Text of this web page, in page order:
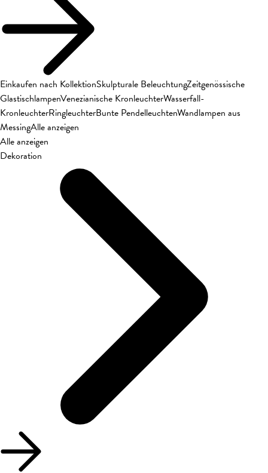
Einkaufen nach KollektionSkulpturale BeleuchtungZeitgenössische
GlastischlampenVenezianische KronleuchterWasserfall-
KronleuchterRingleuchterBunte PendelleuchtenWandlampen aus
MessingAlle anzeigen
Alle anzeigen
Dekoration